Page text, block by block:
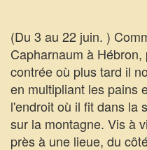
(Du 3 au 22 juin. )
Capharnaum à
contrée où plus tard il
en multipliant les pains
l'endroit où il fit dans la
sur la montagne. Vis à
près à une lieue, du